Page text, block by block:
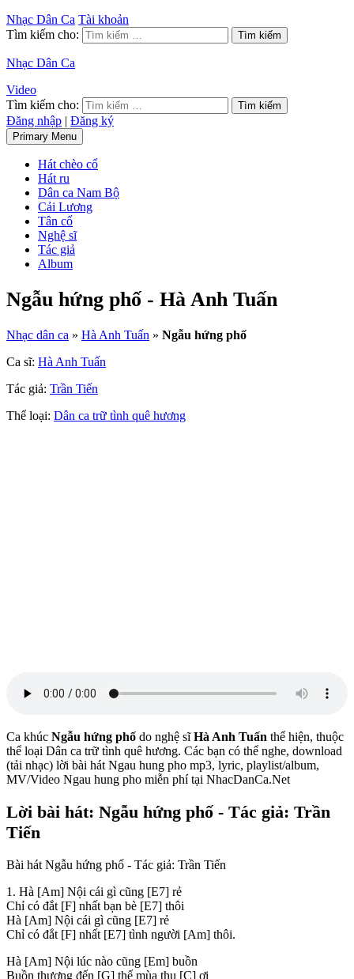
Nhạc Dân Ca Tài khoản
Tìm kiếm cho:
Nhạc Dân Ca
Video
Tìm kiếm cho:
Đăng nhập | Đăng ký
Primary Menu
Hát chèo cổ
Hát ru
Dân ca Nam Bộ
Cải Lương
Tân cổ
Nghệ sĩ
Tác giả
Album
Ngẫu hứng phố - Hà Anh Tuấn
Nhạc dân ca » Hà Anh Tuấn » Ngẫu hứng phố
Ca sĩ: Hà Anh Tuấn
Tác giả: Trần Tiến
Thể loại: Dân ca trữ tình quê hương
Ca khúc Ngẫu hứng phố do nghệ sĩHà Anh Tuấn thể hiện, thuộc
thể loại Dân ca trữ tình quê hương. Các bạn có thể nghe, download
(tải nhạc) lời bài hát Ngau hung pho mp3, lyric, playlist/album,
MV/Video Ngau hung pho miễn phí tại NhacDanCa.Net
Lời bài hát: Ngẫu hứng phố - Tác giả: Trần
Tiến
Bài hát Ngẫu hứng phố - Tác giả: Trần Tiến
1. Hà [Am] Nội cái gì cũng [E7] rẻ
Chỉ có đắt [F] nhất bạn bè [E7] thôi
Hà [Am] Nội cái gì cũng [E7] rẻ
Chỉ có đắt [F] nhất [E7] tình người [Am] thôi.
Hà [Am] Nội lúc nào cũng [Em] buồn
Buồn thương đến [G] thế mùa thu [C] ơi